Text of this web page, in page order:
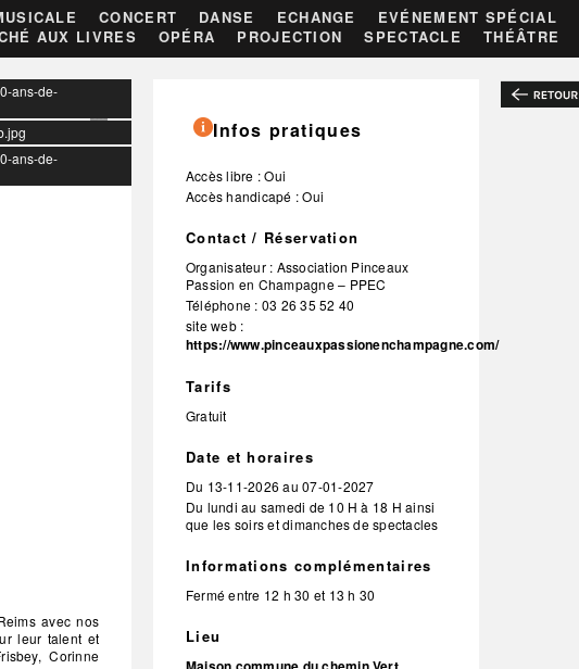
CONCERT DANSE ECHANGE EVÉNEMENT SPÉCIAL
AUX LIVRES OPÉRA PROJECTION SPECTACLE THÉÂTRE
ans-de-
ans-de-
avec nos
leur talent et
Corinne
Infos pratiques
Accès libre : Oui
Accès handicapé : Oui
Contact / Réservation
Organisateur : Association Pinceaux
Passion en Champagne – PPEC
Téléphone : 03 26 35 52 40
site web :
https://www.pinceauxpassionenchampagne.com/
Tarifs
Gratuit
Date et horaires
Du 13-11-2026 au07-01-2027
Du lundi au samedi de 10 H à 18 H ainsi
que les soirs et dimanches de spectacles
Informations complémentaires
Fermé entre 12 h 30 et 13 h 30
Lieu